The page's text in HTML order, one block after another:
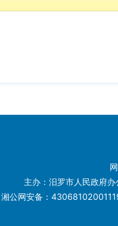
主办：汨罗市人民政府
湘公网安备：